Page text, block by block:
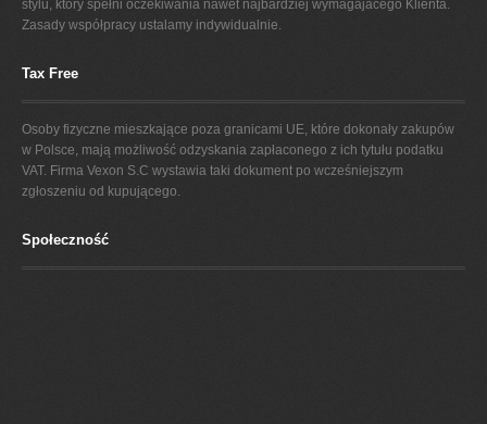
stylu, który spełni oczekiwania nawet najbardziej wymagajacego Klienta.
Zasady współpracy ustalamy indywidualnie.
Tax Free
Osoby fizyczne mieszkające poza granicami UE, które dokonały zakupów
w Polsce, mają możliwość odzyskania zapłaconego z ich tytułu podatku
VAT. Firma Vexon S.C wystawia taki dokument po wcześniejszym
zgłoszeniu od kupującego.
Społeczność